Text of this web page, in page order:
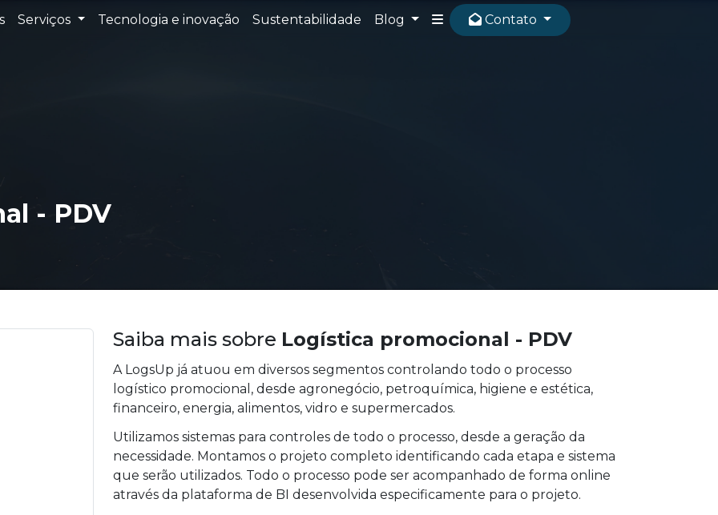
Tecnologia e inovação Sustentabilidade
Serviços Blog Contato
- PDV
Saiba mais sobre Logística promocional - PDV
A LogsUp já atuou em diversos segmentos controlando todo o processo
logístico promocional, desde agronegócio, petroquímica, higiene e estética,
financeiro, energia, alimentos, vidro e supermercados.
Utilizamos sistemas para controles de todo o processo, desde a geração da
necessidade. Montamos o projeto completo identificando cada etapa e sistema
que serão utilizados. Todo o processo pode ser acompanhado de forma online
através da plataforma de BI desenvolvida especificamente para o projeto.